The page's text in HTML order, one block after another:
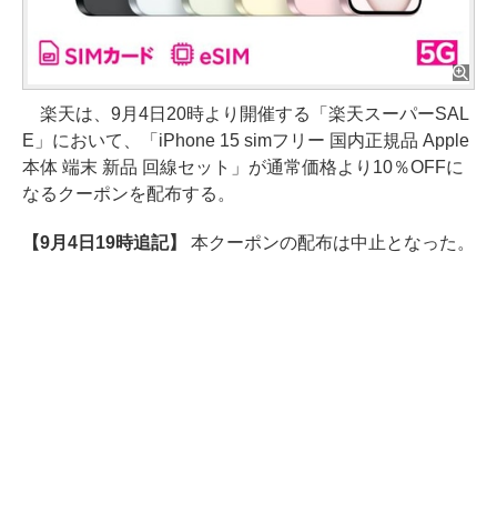
楽天は、9月4日20時より開催する「楽天スーパーSAL
E」において、「iPhone 15 simフリー 国内正規品 Apple
本体 端末 新品 回線セット」が通常価格より10％OFFに
なるクーポンを配布する。
【9月4日19時追記】 本クーポンの配布は中止となった。